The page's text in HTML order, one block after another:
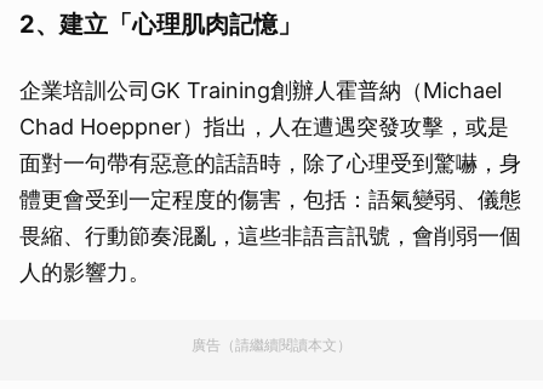
2、建立「心理肌肉記憶」
企業培訓公司GK Training創辦人霍普納（Michael
Chad Hoeppner）指出，人在遭遇突發攻擊，或是
面對一句帶有惡意的話語時，除了心理受到驚嚇，身
體更會受到一定程度的傷害，包括：語氣變弱、儀態
畏縮、行動節奏混亂，這些非語言訊號，會削弱一個
人的影響力。
廣告（請繼續閱讀本文）